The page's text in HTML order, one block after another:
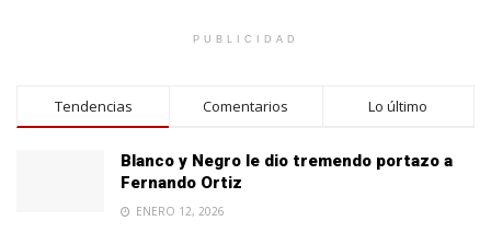
PUBLICIDAD
Tendencias Comentarios Lo último
Blanco y Negro le dio tremendo portazo a
Fernando Ortiz
ENERO 12, 2026